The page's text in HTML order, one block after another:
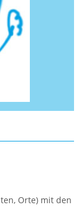
Orte) mit den